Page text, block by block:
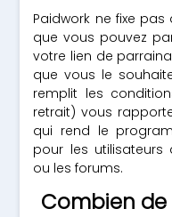
Paidwork ne fixe
que vous pouvez
votre lien de
que vous le
remplit les
retrait) vous
qui rend le
pour les utilisateurs
ou les forums.
Combien